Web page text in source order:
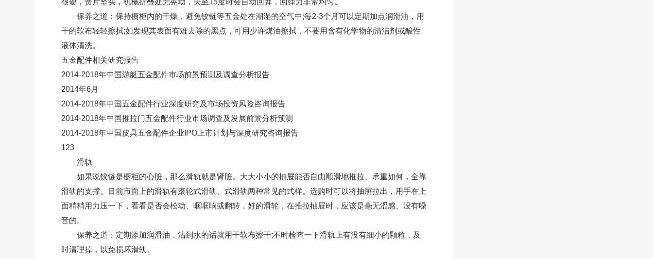
很硬，簧片坚实，机械折叠处无晃动，关至15度时会自动回弹，回弹力非常均匀。
保养之道：保持橱柜内的干燥，避免铰链等五金处在潮湿的空气中;每2-3个月可以定期加点润滑油，用
干的软布轻轻擦拭;如发现其表面有难去除的黑点，可用少许煤油擦拭，不要用含有化学物的清洁剂或酸性
液体清洗。
五金配件相关研究报告
2014-2018年中国游艇五金配件市场前景预测及调查分析报告
2014年6月
2014-2018年中国五金配件行业深度研究及市场投资风险咨询报告
2014-2018年中国推拉门五金配件行业市场调查及发展前景分析预测
2014-2018年中国皮具五金配件企业IPO上市计划与深度研究咨询报告
123
滑轨
如果说铰链是橱柜的心脏，那么滑轨就是肾脏。大大小小的抽屉能否自由顺滑地推拉、承重如何，全靠
滑轨的支撑。目前市面上的滑轨有滚轮式滑轨、式滑轨两种常见的式样。选购时可以将抽屉拉出，用手在上
面稍稍用力压一下，看看是否会松动、哐哐响或翻转，好的滑轮，在推拉抽屉时，应该是毫无涩感、没有噪
音的。
保养之道：定期添加润滑油，沾到水的话就用干软布擦干;不时检查一下滑轨上有没有细小的颗粒，及
时清理掉，以免损坏滑轨。